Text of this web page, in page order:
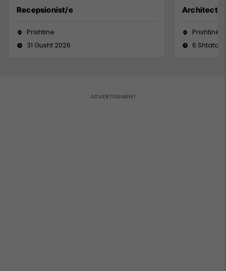
Recepsionist/e
Prishtine
31 Gusht 2026
Architect
Prishtinë
6 Shtator